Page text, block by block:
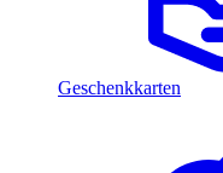
Geschenkkarten